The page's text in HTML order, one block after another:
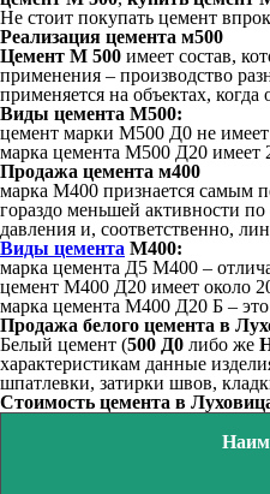
Не стоит покупать цемент
Реализация цемента м500
Цемент М 500 имеет состав,
применения – производство
применяется на объектах,
Виды цемента М500:
цемент марки М500 Д0 не имеет
марка цемента М500 Д20 имеет
Продажа цемента м400
марка М400 признается самым
гораздо меньшей активности
давления и, соответственно,
Виды цемента М400:
марка цемента Д5 М400 –
цемент М400 Д20 имеет около
марка цемента М400 Д20 Б –
Продажа белого цемента в
Белый цемент (500 Д0 либо же
характеристикам данные
шпатлевки, затирки швов,
Стоимость цемента в